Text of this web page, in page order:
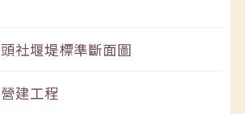
頭社堰堤標準斷面圖
營建工程